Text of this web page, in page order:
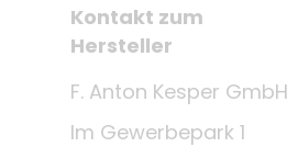
Kontakt zum
Hersteller
F. Anton Kesper GmbH
Im Gewerbepark 1